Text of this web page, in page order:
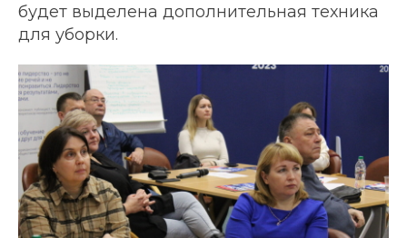
будет выделена дополнительная техника
для уборки.